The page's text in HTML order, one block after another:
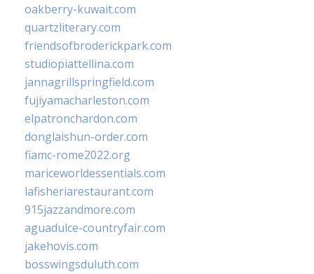
oakberry-kuwait.com
quartzliterary.com
friendsofbroderickpark.com
studiopiattellina.com
jannagrillspringfield.com
fujiyamacharleston.com
elpatronchardon.com
donglaishun-order.com
fiamc-rome2022.org
mariceworldessentials.com
lafisheriarestaurant.com
915jazzandmore.com
aguadulce-countryfair.com
jakehovis.com
bosswingsduluth.com